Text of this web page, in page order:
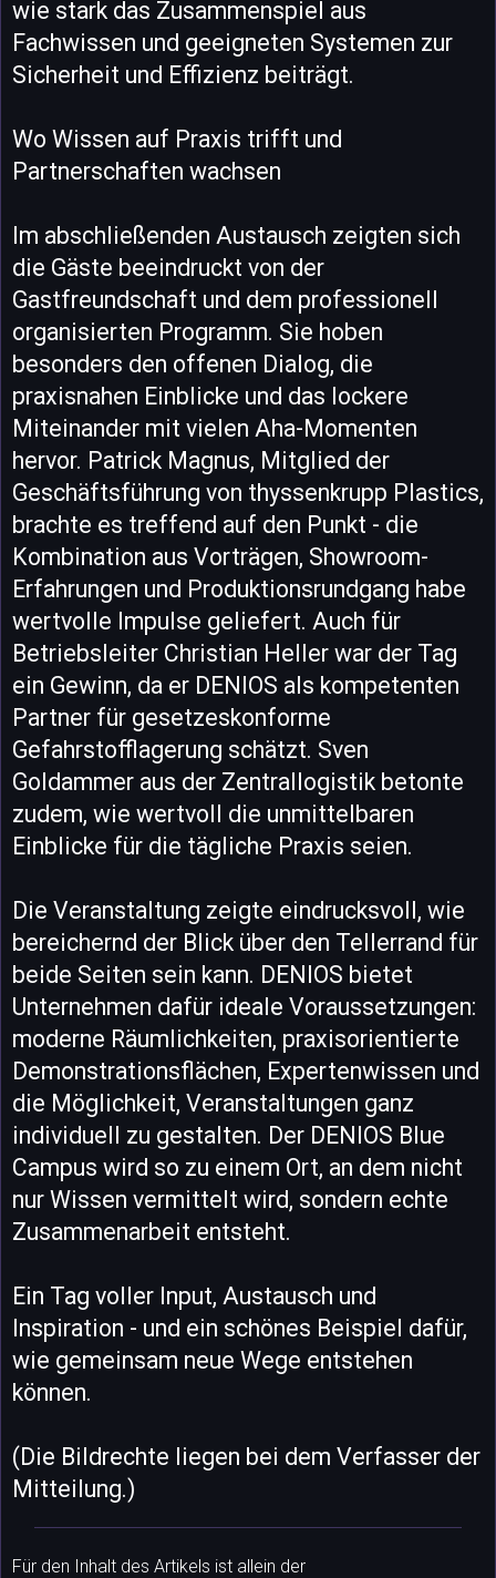
wie stark das Zusammenspiel aus
Fachwissen und geeigneten Systemen zur
Sicherheit und Effizienz beiträgt.
Wo Wissen auf Praxis trifft und
Partnerschaften wachsen
Im abschließenden Austausch zeigten sich
die Gäste beeindruckt von der
Gastfreundschaft und dem professionell
organisierten Programm. Sie hoben
besonders den offenen Dialog, die
praxisnahen Einblicke und das lockere
Miteinander mit vielen Aha-Momenten
hervor. Patrick Magnus, Mitglied der
Geschäftsführung von thyssenkrupp Plastics,
brachte es treffend auf den Punkt - die
Kombination aus Vorträgen, Showroom-
Erfahrungen und Produktionsrundgang habe
wertvolle Impulse geliefert. Auch für
Betriebsleiter Christian Heller war der Tag
ein Gewinn, da er DENIOS als kompetenten
Partner für gesetzeskonforme
Gefahrstofflagerung schätzt. Sven
Goldammer aus der Zentrallogistik betonte
zudem, wie wertvoll die unmittelbaren
Einblicke für die tägliche Praxis seien.
Die Veranstaltung zeigte eindrucksvoll, wie
bereichernd der Blick über den Tellerrand für
beide Seiten sein kann. DENIOS bietet
Unternehmen dafür ideale Voraussetzungen:
moderne Räumlichkeiten, praxisorientierte
Demonstrationsflächen, Expertenwissen und
die Möglichkeit, Veranstaltungen ganz
individuell zu gestalten. Der DENIOS Blue
Campus wird so zu einem Ort, an dem nicht
nur Wissen vermittelt wird, sondern echte
Zusammenarbeit entsteht.
Ein Tag voller Input, Austausch und
Inspiration - und ein schönes Beispiel dafür,
wie gemeinsam neue Wege entstehen
können.
(Die Bildrechte liegen bei dem Verfasser der
Mitteilung.)
Für den Inhalt des Artikels ist allein der